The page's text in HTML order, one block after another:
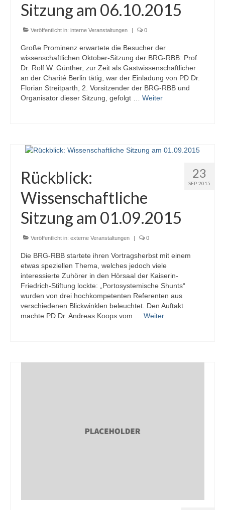
Sitzung am 06.10.2015
Veröffentlicht in: interne Veranstaltungen | 0
Große Prominenz erwartete die Besucher der
wissenschaftlichen Oktober-Sitzung der BRG-RBB: Prof.
Dr. Rolf W. Günther, zur Zeit als Gastwissenschaftlicher
an der Charité Berlin tätig, war der Einladung von PD Dr.
Florian Streitparth, 2. Vorsitzender der BRG-RBB und
Organisator dieser Sitzung, gefolgt … Weiter
23
SEP. 2015
Rückblick:
Wissenschaftliche
Sitzung am 01.09.2015
Veröffentlicht in: externe Veranstaltungen 0
Die BRG-RBB startete ihren Vortragsherbst mit einem
etwas speziellen Thema, welches jedoch viele
interessierte Zuhörer in den Hörsaal der Kaiserin-
Friedrich-Stiftung lockte: „Portosystemische Shunts“
wurden von drei hochkompetenten Referenten aus
verschiedenen Blickwinklen beleuchtet. Den Auftakt
machte PD Dr. Andreas Koops vom … Weiter